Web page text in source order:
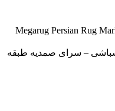
– سرای صمدیه طبقه